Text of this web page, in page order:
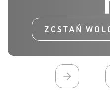
ZOSTAŃ